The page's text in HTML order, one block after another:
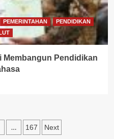
PEMERINTAHAN
PENDIDIKAN
Membangun Pendidikan
… 167 Next